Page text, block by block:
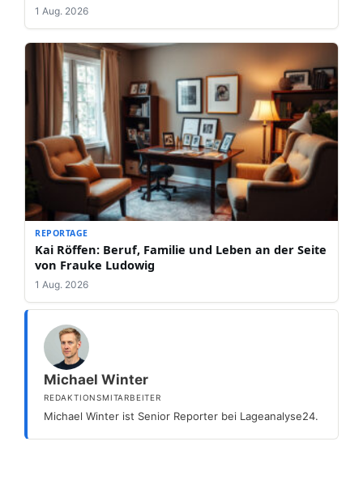
1 Aug. 2026
REPORTAGE
Kai Röffen: Beruf, Familie und Leben an der Seite
von Frauke Ludowig
1 Aug. 2026
Michael Winter
REDAKTIONSMITARBEITER
Michael Winter ist Senior Reporter bei Lageanalyse24.